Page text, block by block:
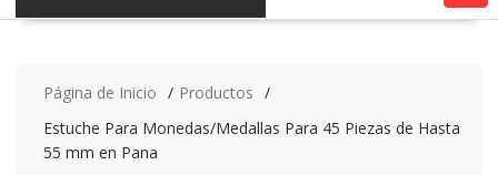
Página de Inicio
Productos
Estuche Para Monedas/Medallas Para 45 Piezas de Hasta
55 mm en Pana